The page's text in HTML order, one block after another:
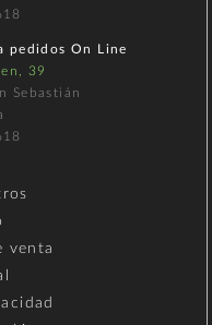
pedidos On Line
39
Sebastián
venta